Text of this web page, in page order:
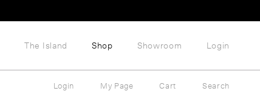
The Island Shop Showroom Login
Login My Page Cart Search